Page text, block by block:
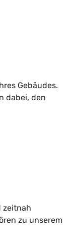
Gebäudes.
dabei, den
zeitnah
zu unserem